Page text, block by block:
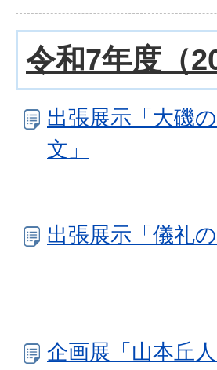
令和7年度（
出張展示「大磯
文」
出張展示「儀礼の
企画展「山本丘